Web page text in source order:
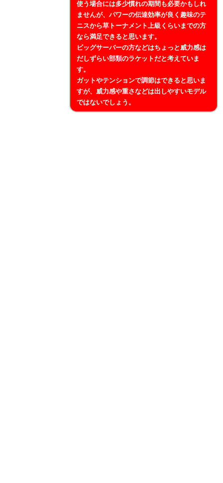
使う場合には多少慣れの期間も必要かもしれ
ませんが、パワーの伝達効率が良く趣味のテ
ニスから草トーナメント上級くらいまでの方
なら満足できると思います。
ビッグサーバーの方などはちょっと威力感は
だしずらい部類のラケットだと考えていま
す。
ガットやテンションで調節はできると思いま
すが、威力感や重さなどは出しやすいモデル
ではないでしょう。